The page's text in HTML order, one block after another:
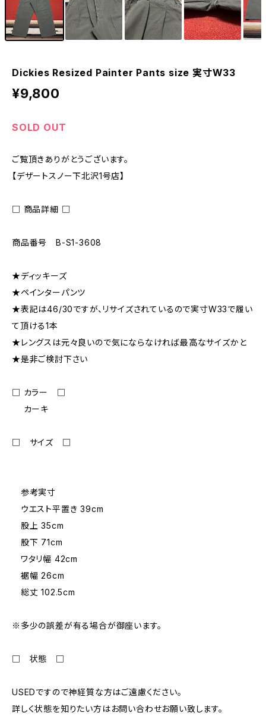
Dickies Resized Painter Pants size 実寸W33
¥9,800
SOLD OUT
ご覧頂きありがとうございます。
【デザートスノー下北沢1号店】
□ 商品詳細 □
商品番号 B-S1-3608
★ディッキーズ
★ペインターパンツ
★表記は46/30ですが、リサイズされているので実寸W33で履い
て頂ける1本
★レングスは元々良いので気にならなければ最高なサイズかと
★是非ご検討下さい
□ カラー □
カーキ
□ サイズ □
参考実寸
ウエスト平置き 39cm
股上 35cm
股下 71cm
ワタリ幅 42cm
裾幅 26cm
総丈 102.5cm
※多少の誤差が有る場合が御座います。
□ 状態 □
USEDですので神経質な方はご遠慮ください。
詳しく状態を知りたい方はお問い合わせお願い致します。